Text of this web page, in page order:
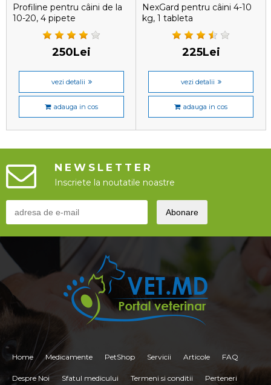
Profiline pentru câini de la
10-20, 4 pipete
250Lei
vezi detalii
adauga in cos
NexGard pentru câini 4-10
kg, 1 tableta
225Lei
vezi detalii
adauga in cos
NEWSLETTER
Inscriete la noutatile noastre
Home Medicamente PetShop Servicii Articole FAQ
Despre Noi Sfatul medicului Termeni si conditii Perteneri